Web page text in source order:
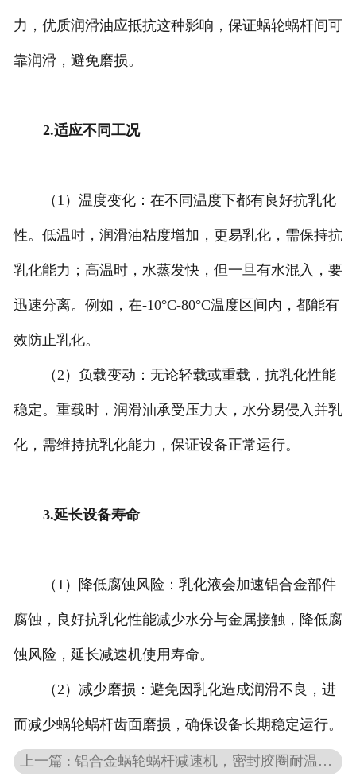
力，优质润滑油应抵抗这种影响，保证蜗轮蜗杆间可
靠润滑，避免磨损。
2.适应不同工况
（1）温度变化：在不同温度下都有良好抗乳化
性。低温时，润滑油粘度增加，更易乳化，需保持抗
乳化能力；高温时，水蒸发快，但一旦有水混入，要
迅速分离。例如，在-10°C-80°C温度区间内，都能有
效防止乳化。
（2）负载变动：无论轻载或重载，抗乳化性能
稳定。重载时，润滑油承受压力大，水分易侵入并乳
化，需维持抗乳化能力，保证设备正常运行。
3.延长设备寿命
（1）降低腐蚀风险：乳化液会加速铝合金部件
腐蚀，良好抗乳化性能减少水分与金属接触，降低腐
蚀风险，延长减速机使用寿命。
（2）减少磨损：避免因乳化造成润滑不良，进
而减少蜗轮蜗杆齿面磨损，确保设备长期稳定运行。
上一篇 : 铝合金蜗轮蜗杆减速机，密封胶圈耐温选型标准